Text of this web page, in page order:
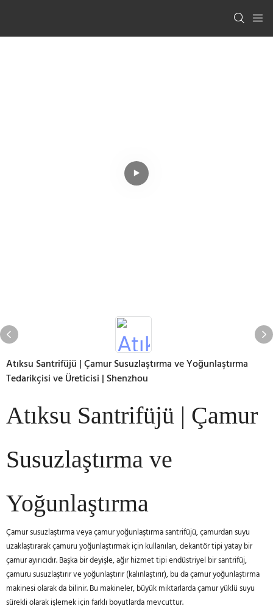
Atıksu Santrifüjü | Çamur Susuzlaştırma ve Yoğunlaştırma
Tedarikçisi ve Üreticisi | Shenzhou
Atıksu Santrifüjü | Çamur
Susuzlaştırma ve
Yoğunlaştırma
Çamur susuzlaştırma veya çamur yoğunlaştırma santrifüjü, çamurdan suyu
uzaklaştırarak çamuru yoğunlaştırmak için kullanılan, dekantör tipi yatay bir
çamur ayırıcıdır. Başka bir deyişle, ağır hizmet tipi endüstriyel bir santrifüj,
çamuru susuzlaştırır ve yoğunlaştırır (kalınlaştırır), bu da çamur yoğunlaştırma
makinesi olarak da bilinir. Bu makineler, büyük miktarlarda çamur yüklü suyu
sürekli olarak işlemek için farklı boyutlarda mevcuttur.